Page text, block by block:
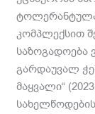
კომპლექსით
საზოგადოება
გარდაუვალ
მაყვალი“